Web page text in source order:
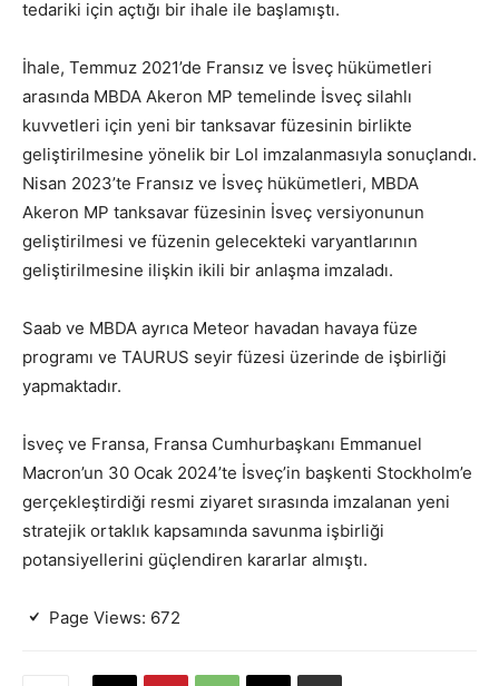
tedariki için açtığı bir ihale ile başlamıştı.
İhale, Temmuz 2021’de Fransız ve İsveç hükümetleri
arasında MBDA Akeron MP temelinde İsveç silahlı
kuvvetleri için yeni bir tanksavar füzesinin birlikte
geliştirilmesine yönelik bir LoI imzalanmasıyla sonuçlandı.
Nisan 2023’te Fransız ve İsveç hükümetleri, MBDA
Akeron MP tanksavar füzesinin İsveç versiyonunun
geliştirilmesi ve füzenin gelecekteki varyantlarının
geliştirilmesine ilişkin ikili bir anlaşma imzaladı.
Saab ve MBDA ayrıca Meteor havadan havaya füze
programı ve TAURUS seyir füzesi üzerinde de işbirliği
yapmaktadır.
İsveç ve Fransa, Fransa Cumhurbaşkanı Emmanuel
Macron’un 30 Ocak 2024’te İsveç’in başkenti Stockholm’e
gerçekleştirdiği resmi ziyaret sırasında imzalanan yeni
stratejik ortaklık kapsamında savunma işbirliği
potansiyellerini güçlendiren kararlar almıştı.
Page Views: 672